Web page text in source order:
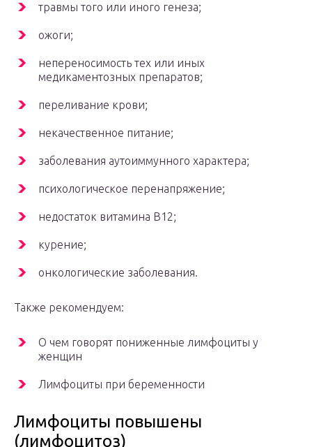
травмы того или иного генеза;
ожоги;
непереносимость тех или иных
медикаментозных препаратов;
переливание крови;
некачественное питание;
заболевания аутоиммунного характера;
психологическое перенапряжение;
недостаток витамина В12;
курение;
онкологические заболевания.
Также рекомендуем:
О чем говорят пониженные лимфоциты у
женщин
Лимфоциты при беременности
Лимфоциты повышены
(лимфоцитоз)